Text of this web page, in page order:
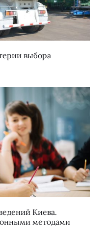
выбора
Киева.
методами